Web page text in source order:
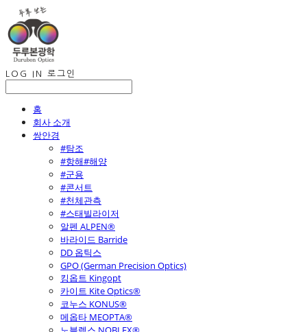
LOG IN 로그인
홈
회사 소개
쌍안경
#탐조
#항해#해양
#군용
#콘서트
#천체관측
#스태빌라이저
알펜 ALPEN®
바라이드 Barride
DD 옵틱스
GPO (German Precision Optics)
킹옵트 Kingopt
카이트 Kite Optics®
코누스 KONUS®
메옵타 MEOPTA®